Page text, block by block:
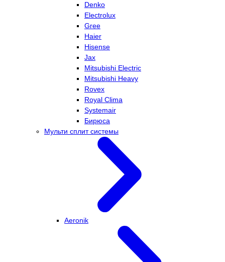
Denko
Electrolux
Gree
Haier
Hisense
Jax
Mitsubishi Electric
Mitsubishi Heavy
Rovex
Royal Clima
Systemair
Бирюса
Мульти сплит системы
Aeronik